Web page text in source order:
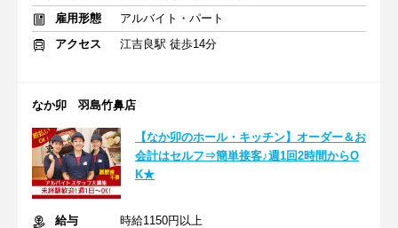
雇用形態
アルバイト・パート
アクセス
江吉良駅 徒歩14分
なか卯 羽島竹鼻店
【なか卯のホール・キッチン】オーダー＆お
会計はセルフ⇒簡単接客♪週1回2時間からO
K★
給与 時給1150円以上